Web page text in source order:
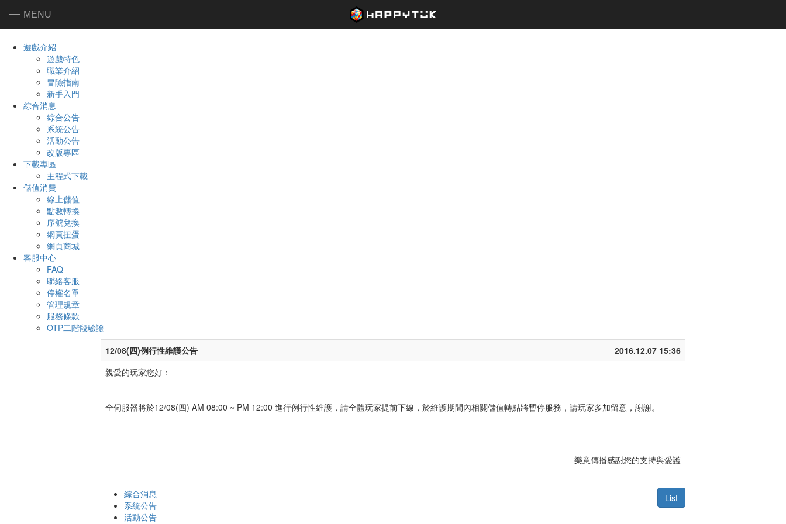
MENU
遊戲介紹
遊戲特色
職業介紹
冒險指南
新手入門
綜合消息
綜合公告
系統公告
活動公告
改版專區
下載專區
主程式下載
儲值消費
線上儲值
點數轉換
序號兌換
網頁扭蛋
網頁商城
客服中心
FAQ
聯絡客服
停權名單
管理規章
服務條款
OTP二階段驗證
12/08(四)例行性維護公告
2016.12.07 15:36
親愛的玩家您好：
全伺服器將於12/08(四) AM 08:00 ~ PM 12:00 進行例行性維護，請全體玩家提前下線，於維護期間內相關儲值轉點將暫停服務，請玩家多加留意，謝謝。
樂意傳播感謝您的支持與愛護
List
綜合消息
系統公告
活動公告